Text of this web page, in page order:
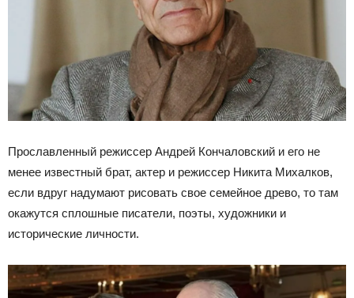
Прославленный режиссер Андрей Кончаловский и его не
менее известный брат, актер и режиссер Никита Михалков,
если вдруг надумают рисовать свое семейное древо, то там
окажутся сплошные писатели, поэты, художники и
исторические личности.